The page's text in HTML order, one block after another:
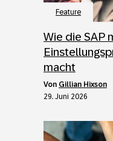
Feature
Wie die SAP
macht
von Gillian Hixson
29. Juni 2026